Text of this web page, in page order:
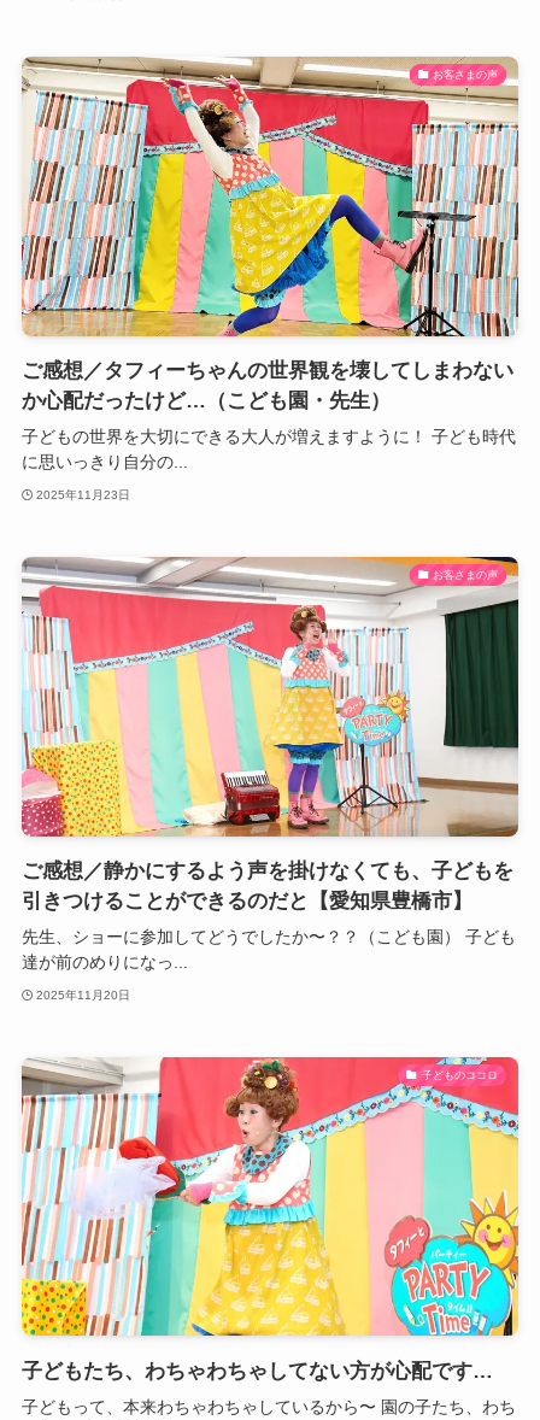
お客さまの声
ご感想／タフィーちゃんの世界観を壊してしまわない
か心配だったけど…（こども園・先生）
子どもの世界を大切にできる大人が増えますように！ 子ども時代
に思いっきり自分の...
2025年11月23日
お客さまの声
ご感想／静かにするよう声を掛けなくても、子どもを
引きつけることができるのだと【愛知県豊橋市】
先生、ショーに参加してどうでしたか〜？？（こども園） 子ども
達が前のめりになっ...
2025年11月20日
子どものココロ
子どもたち、わちゃわちゃしてない方が心配です…
子どもって、本来わちゃわちゃしているから〜 園の子たち、わち